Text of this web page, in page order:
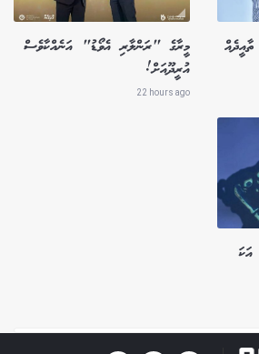
މީރާގެ "ރަންލާރި އެވޯޑު" އަނެއްކާވެސް
އުރީދޫއަށް!
22 hours ago
ގެއްލުނު މީހުން ހޯދަން 6000 އަކަ